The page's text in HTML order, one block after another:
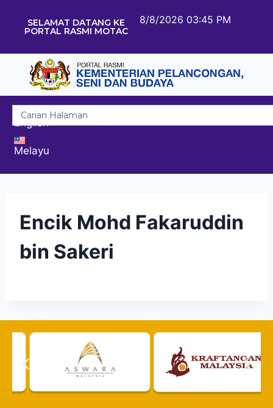
SELAMAT DATANG KE
PORTAL RASMI MOTAC
8/8/2026 03:45 PM
English
Melayu
Encik Mohd Fakaruddin
bin Sakeri